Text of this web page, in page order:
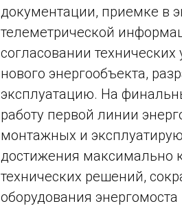
документации, приемке в
телеметрической
согласовании
нового энергообъекта,
эксплуатацию. На
работу первой линии
монтажных и
достижения максимально
технических решений,
оборудования